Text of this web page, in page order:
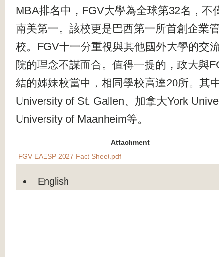
MBA排名中，FGV大學為全球第32名，不
南美第一。該校更是巴西第一所首創企業
校。FGV十一分重視與其他國外大學的交
院的理念不謀而合。值得一提的，政大與
結的姊妹校當中，相同學校高達20所。其
University of St. Gallen、加拿大York
University of Maanheim等。
Attachment
FGV EAESP 2027 Fact Sheet.pdf
English